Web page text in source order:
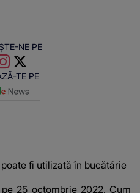
NE PE
TE PE
fi utilizată în bucătărie
25 octombrie 2022. Cum